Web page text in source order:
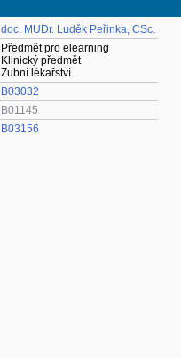
doc. MUDr. Luděk Peřinka, CSc.
Předmět pro elearning
Klinický předmět
Zubní lékařství
B03032
B01145
B03156